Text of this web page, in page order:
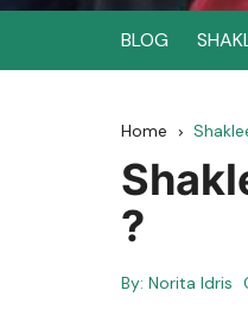
BLOG
Home
?
By: Norita Idris